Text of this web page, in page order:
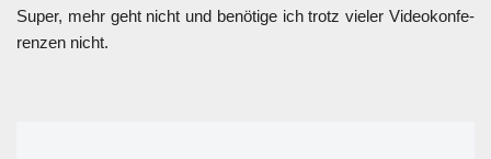
Super, mehr geht nicht und benö­ti­ge ich trotz vie­ler Video­kon­fe­
ren­zen nicht.